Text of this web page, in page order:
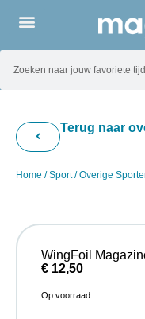
Terug naar
Home /Sport/Overige
WingFoil
€ 12,50
Op voorraad